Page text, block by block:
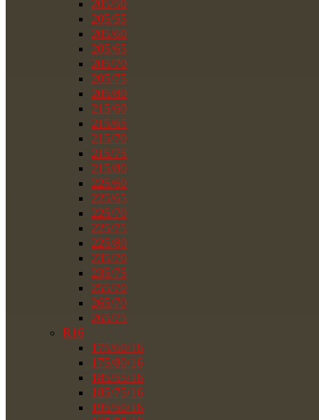
205/50
205/55
205/60
205/65
205/70
205/75
205/80
215/60
215/65
215/70
215/75
215/80
225/60
225/65
225/70
225/75
225/80
235/70
235/75
255/70
265/70
265/75
R16
175/60/16
175/80/16
185/55/16
185/75/16
195/50/16